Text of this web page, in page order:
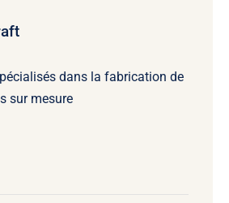
dans la fabrication de
sur mesure